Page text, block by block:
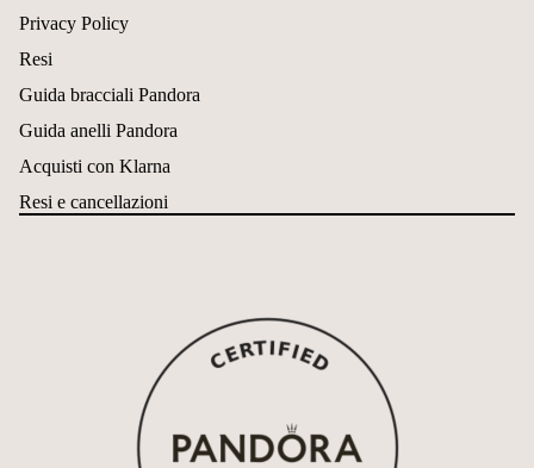
Privacy Policy
Resi
Guida bracciali Pandora
Guida anelli Pandora
Acquisti con Klarna
Resi e cancellazioni